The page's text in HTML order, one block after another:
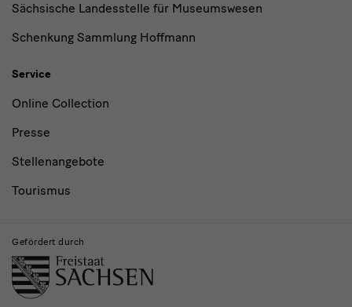
Sächsische Landesstelle für Museumswesen
Schenkung Sammlung Hoffmann
Service
Online Collection
Presse
Stellenangebote
Tourismus
Gefördert durch